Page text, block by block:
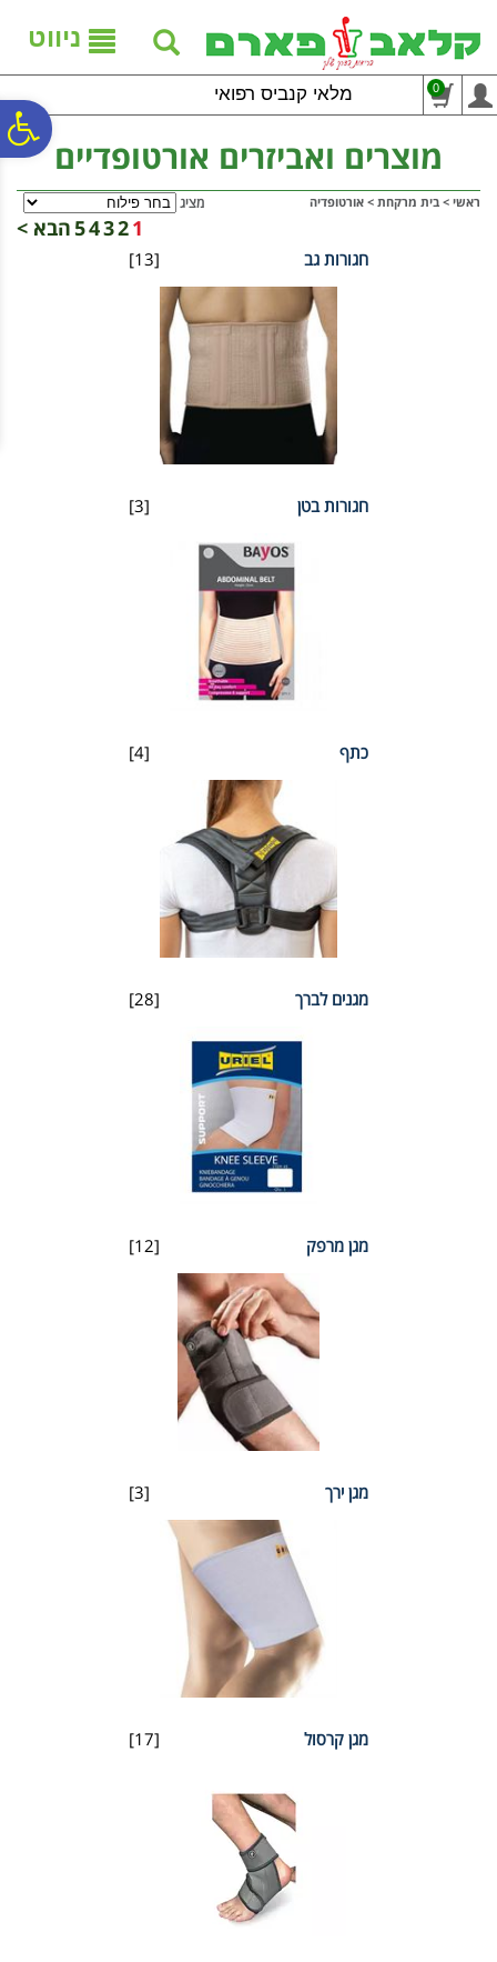
נגישות
אתר
המרכזי
ניווט
מלאי קנביס רפואי 0
מוצרים ואביזרים אורטופדיים
ראשי > בית מרקחת > אורטופדיה מציג
1
2
3
4
5הבא >
[13] חגורות גב
[3] חגורות בטן
[4] כתף
[28] מגנים לברך
[12] מגן מרפק
[3] מגן ירך
[17] מגן קרסול